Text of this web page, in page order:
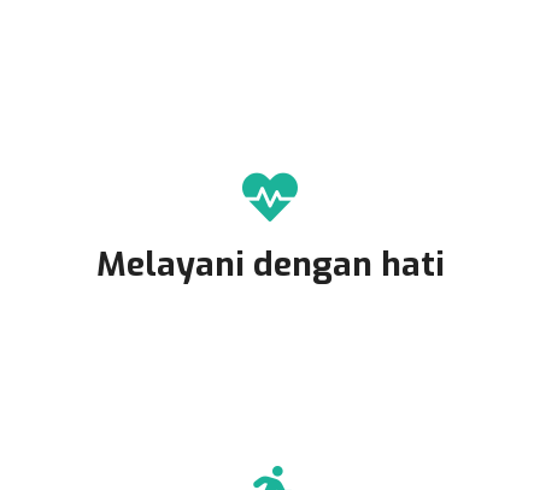
Melayani dengan hati